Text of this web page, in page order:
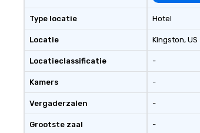
Type locatie
Locatie
Locatieclassificatie
Kamers
Vergaderzalen
Grootste zaal
Hotel
Kingston, US
-
-
-
-